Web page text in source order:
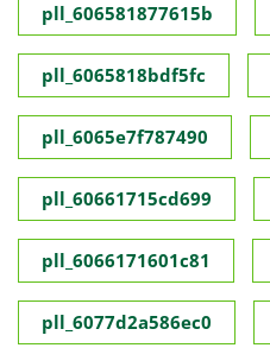
pll_606581877615b
pll_6065818bdf5fc
pll_6065e7f787490
pll_60661715cd699
pll_6066171601c81
pll_6077d2a586ec0